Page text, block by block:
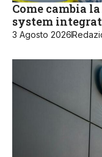
Come cambia
system
3 Agosto 2026